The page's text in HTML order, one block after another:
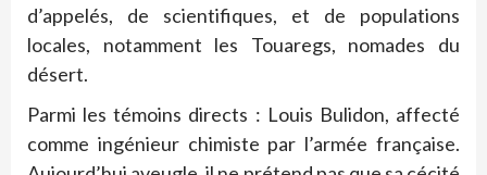
d’appelés, de scientifiques, et de populations
locales, notamment les Touaregs, nomades du
désert.
Parmi les témoins directs : Louis Bulidon, affecté
comme ingénieur chimiste par l’armée française.